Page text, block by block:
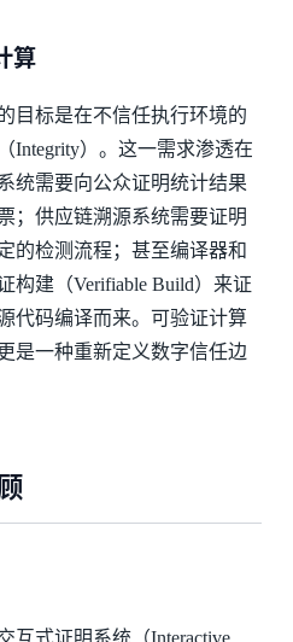
算
目标是在不信任执行环境的
Integrity）。这一需求渗透在
统需要向公众证明统计结果
；供应链溯源系统需要证明
的检测流程；甚至编译器和
构建（Verifiable Build）来证
代码编译而来。可验证计算
是一种重新定义数字信任边
互式证明系统（Interactive